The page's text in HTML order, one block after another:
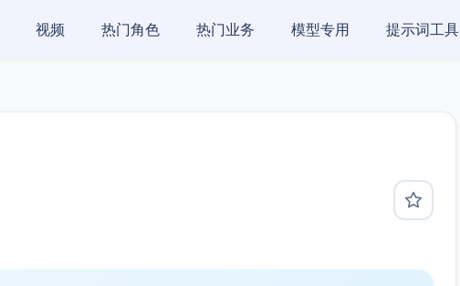
视频 热门角色 热门业务 模型专用 提示词工具